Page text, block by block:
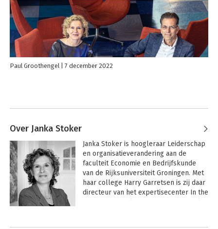
Paul Groothengel 7 december 2022
Over Janka Stoker
Janka Stoker is hoogleraar Leiderschap
en organisatieverandering aan de
faculteit Economie en Bedrijfskunde
van de Rijksuniversiteit Groningen. Met
haar college Harry Garretsen is zij daar
directeur van het expertisecenter In the